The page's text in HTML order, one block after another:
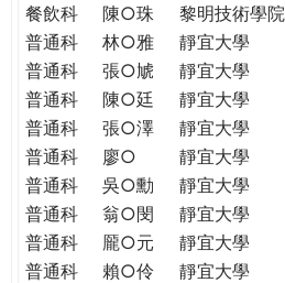
餐飲科
陳○珠 黎明技術學院
普通科
林○雅 靜宜大學
普通科
張○虓 靜宜大學
普通科
陳○廷 靜宜大學
普通科
張○澤 靜宜大學
普通科
廖○ 靜宜大學
普通科
吳○勳 靜宜大學
普通科
翁○閔 靜宜大學
普通科
龎○元 靜宜大學
普通科
賴○伶 靜宜大學